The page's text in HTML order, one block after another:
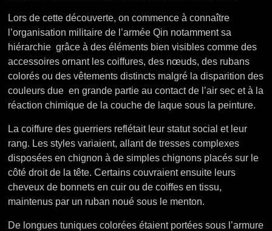
Lors de cette découverte, on commence à connaître
l’organisation militaire de l’armée Qin notamment sa
hiérarchie grâce à des éléments bien visibles comme des
accessoires ornant les coiffures, des nœuds, des rubans
colorés ou des vêtements distincts malgré la disparition des
couleurs due en grande partie au contact de l’air sec et à la
réaction chimique de la couche de laque sous la peinture.
La coiffure des guerriers reflétait leur statut social et leur
rang. Les styles variaient, allant de tresses complexes
disposées en chignon à de simples chignons placés sur le
côté droit de la tête. Certains couvraient ensuite leurs
cheveux de bonnets en cuir ou de coiffes en tissu,
maintenus par un ruban noué sous le menton.
De longues tuniques colorées étaient portées sous l’armure